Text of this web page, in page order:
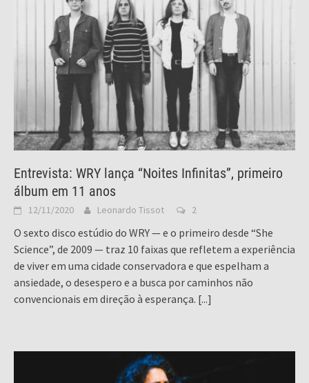
Entrevista: WRY lança “Noites Infinitas”, primeiro
álbum em 11 anos
12/11/2020 Leonardo Tissot 2
O sexto disco estúdio do WRY — e o primeiro desde “She
Science”, de 2009 — traz 10 faixas que refletem a experiência
de viver em uma cidade conservadora e que espelham a
ansiedade, o desespero e a busca por caminhos não
convencionais em direção à esperança. [...]